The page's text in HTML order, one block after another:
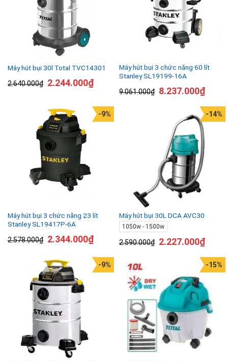
Máy hút bụi 30l Total TVC14301
2.640.000₫ 2.244.000₫
Máy hút bụi 3 chức năng 60 lít
Stanley SL19199-16A
9.061.000₫ 8.237.000₫
Máy hút bụi 3 chức năng 23 lít
Stanley SL19417P-6A
2.578.000₫
-9%
2.344.000₫
Máy hút bụi 30L DCA AVC30
1050w - 1500w
2.590.000₫
-14%
2.227.000₫
-9% -15%